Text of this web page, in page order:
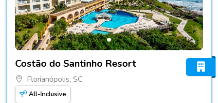
Costão do Santinho Resort
Florianópolis, SC
All-Inclusive